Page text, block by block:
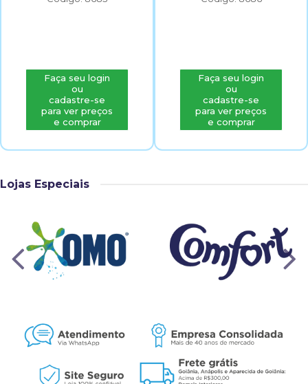
Faça seu login
ou
cadastre-se
para ver preços
e comprar
Faça seu login
ou
cadastre-se
para ver preços
e comprar
Lojas Especiais